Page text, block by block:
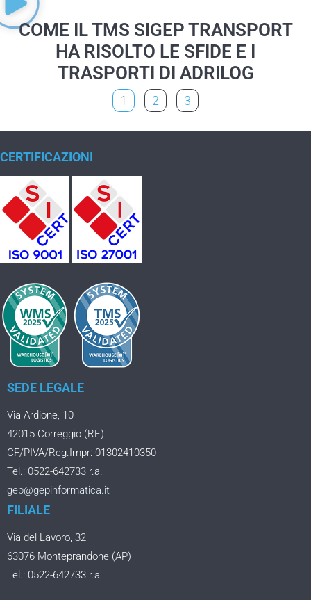
COME IL TMS SIGEP TRANSPORT
HA RISOLTO LE SFIDE E I
TRASPORTI DI ADRILOG
1 2 3
CERTIFICAZIONI
SEDE LEGALE
Via Ardione, 10
42015 Correggio (RE)
CF/PIVA/Reg.Impr: 01302410350
Tel.: 0522-642733 r.a.
gep@gepinformatica.it
FILIALE
Via del Lavoro, 32
63076 Monteprandone (AP)
Tel.: 0522-642733 r.a.